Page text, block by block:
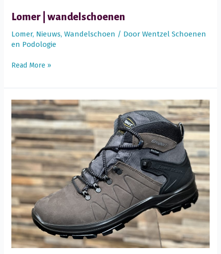
Lomer | wandelschoenen
Lomer, Nieuws,Wandelschoen / DoorWentzel Schoenen
en Podologie
Lomer
wandelschoenen
Read More »